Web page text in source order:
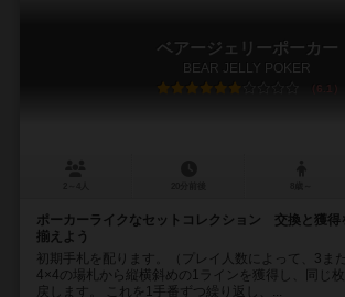
ベアージェリーポーカー
BEAR JELLY POKER
6.1
ポーカーライクなセットコレクション 交換と獲得
揃えよう
初期手札を配ります。（プレイ人数によって、3ま
4×4の場札から縦横斜めの1ラインを獲得し、同じ枚
戻します。 これを1手番ずつ繰り返し、...